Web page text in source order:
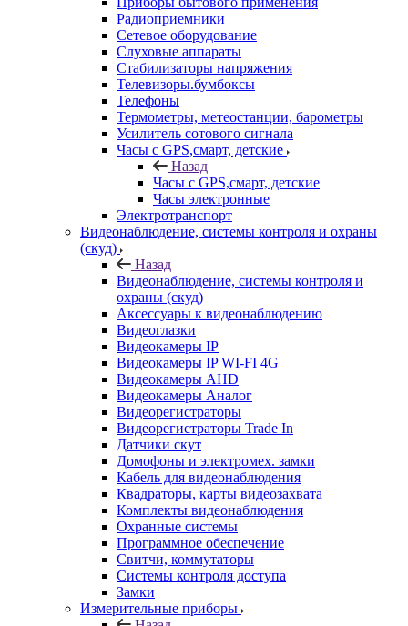
Радиоприемники
Сетевое оборудование
Слуховые аппараты
Стабилизаторы напряжения
Телевизоры.бумбоксы
Телефоны
Термометры, метеостанции, барометры
Усилитель сотового сигнала
Часы с GPS,смарт, детские
Назад
Часы с GPS,смарт, детские
Часы электронные
Электротранспорт
Видеонаблюдение, системы контроля и охраны
(скуд)
Назад
Видеонаблюдение, системы контроля и
охраны (скуд)
Аксессуары к видеонаблюдению
Видеоглазки
Видеокамеры IP
Видеокамеры IP WI-FI 4G
Видеокамеры AHD
Видеокамеры Аналог
Видеорегистраторы
Видеорегистраторы Trade In
Датчики скут
Домофоны и электромех. замки
Кабель для видеонаблюдения
Квадраторы, карты видеозахвата
Комплекты видеонаблюдения
Охранные системы
Программное обеспечение
Свитчи, коммутаторы
Системы контроля доступа
Замки
Измерительные приборы